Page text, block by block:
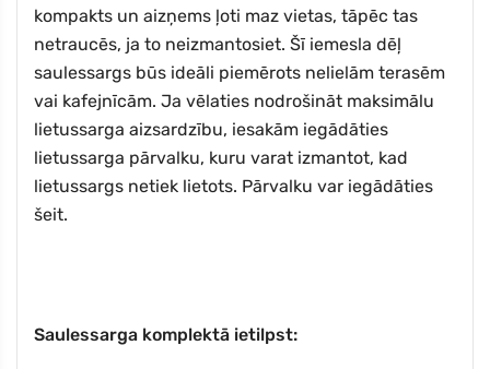
kompakts un aizņems ļoti maz vietas, tāpēc tas
netraucēs, ja to neizmantosiet. Šī iemesla dēļ
saulessargs būs ideāli piemērots nelielām terasēm
vai kafejnīcām. Ja vēlaties nodrošināt maksimālu
lietussarga aizsardzību, iesakām iegādāties
lietussarga pārvalku, kuru varat izmantot, kad
lietussargs netiek lietots. Pārvalku var iegādāties
šeit.
Saulessarga komplektā ietilpst: